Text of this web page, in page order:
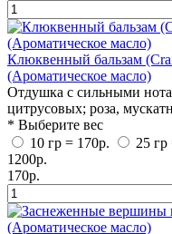
Клюквенный бальзам
(Ароматическое масло)
Отдушка с сильными
цитрусовых; роза,
* Выберите вес
10 гр = 170р.
25 гр
1200р.
170р.